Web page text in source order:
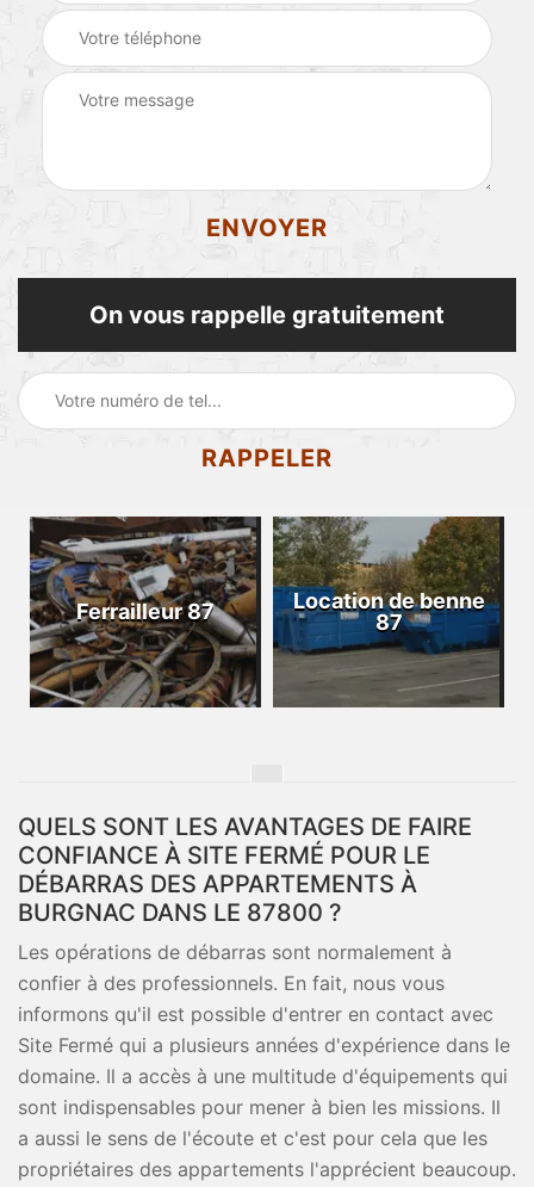
On vous rappelle gratuitement
Ferrailleur 87
Location de benne
87
QUELS SONT LES AVANTAGES DE FAIRE
CONFIANCE À SITE FERMÉ POUR LE
DÉBARRAS DES APPARTEMENTS À
BURGNAC DANS LE 87800 ?
Les opérations de débarras sont normalement à
confier à des professionnels. En fait, nous vous
informons qu'il est possible d'entrer en contact avec
Site Fermé qui a plusieurs années d'expérience dans le
domaine. Il a accès à une multitude d'équipements qui
sont indispensables pour mener à bien les missions. Il
a aussi le sens de l'écoute et c'est pour cela que les
propriétaires des appartements l'apprécient beaucoup.